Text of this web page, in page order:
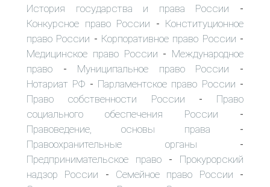
История государства и права России -
Конкурсное право России - Конституционное
право России - Корпоративное право России -
Медицинское право России - Международное
право - Муниципальное право России -
Нотариат РФ - Парламентское право России -
Право собственности России - Право
социального обеспечения России -
Правоведение, основы права -
Правоохранительные органы -
Предпринимательское право - Прокурорский
надзор России - Семейное право России -